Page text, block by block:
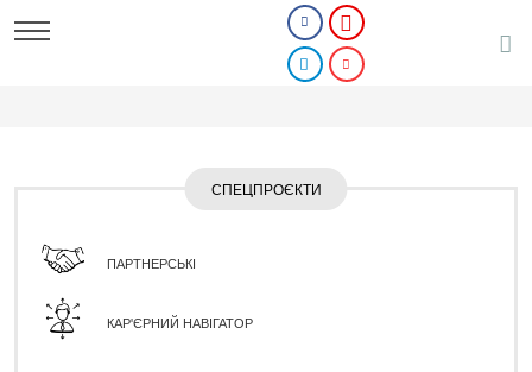
СПЕЦПРОЄКТИ
ПАРТНЕРСЬКІ
КАР'ЄРНИЙ НАВІГАТОР